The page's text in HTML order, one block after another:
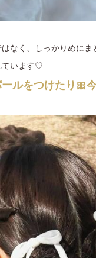
なく、しっかりめにま
ています♡
ルをつけたり🎀